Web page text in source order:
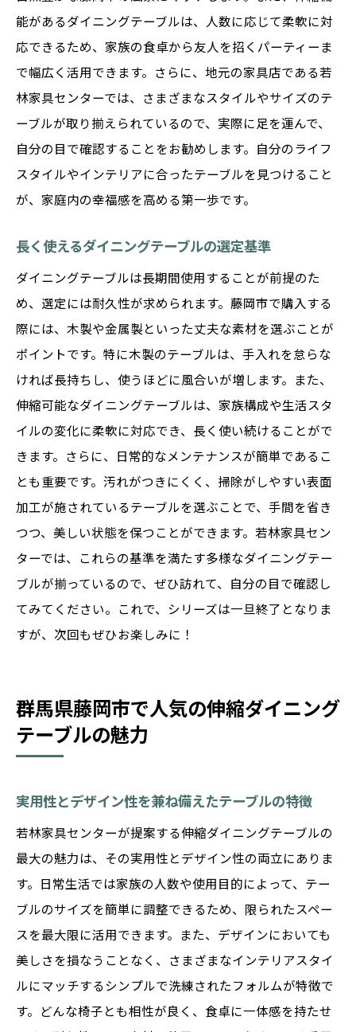
能があるダイニングテーブルは、人数に応じて柔軟に対
応できるため、家族の食卓から友人を招くパーティーま
で幅広く活用できます。さらに、地元の家具店である若
林家具センターでは、さまざまなスタイルやサイズのテ
ーブルが取り揃えられているので、実際に足を運んで、
自分の目で確認することをお勧めします。自分のライフ
スタイルやインテリアに合ったテーブルを見つけること
が、家庭内の幸福感を高める第一歩です。
長く使えるダイニングテーブルの選定基準
ダイニングテーブルは長期間使用することが前提のた
め、選定には耐久性が求められます。藤岡市で購入する
際には、木製や金属製といった丈夫な素材を選ぶことが
ポイントです。特に木製のテーブルは、手入れを怠らな
ければ長持ちし、使うほどに風合いが増します。また、
伸縮可能なダイニングテーブルは、家族構成や生活スタ
イルの変化に柔軟に対応でき、長く使い続けることがで
きます。さらに、日常的なメンテナンスが簡単であるこ
とも重要です。汚れがつきにくく、掃除がしやすい表面
加工が施されているテーブルを選ぶことで、手間を省き
つつ、美しい状態を保つことができます。若林家具セン
ターでは、これらの基準を満たす多様なダイニングテー
ブルが揃っているので、ぜひ訪れて、自分の目で確認し
てみてください。これで、シリーズは一旦終了となりま
すが、次回もぜひお楽しみに！
群馬県藤岡市で人気の伸縮ダイニング
テーブルの魅力
実用性とデザイン性を兼ね備えたテーブルの特徴
若林家具センターが提案する伸縮ダイニングテーブルの
最大の魅力は、その実用性とデザイン性の両立にありま
す。日常生活では家族の人数や使用目的によって、テー
ブルのサイズを簡単に調整できるため、限られたスペー
スを最大限に活用できます。また、デザインにおいても
美しさを損なうことなく、さまざまなインテリアスタイ
ルにマッチするシンプルで洗練されたフォルムが特徴で
す。どんな椅子とも相性が良く、食卓に一体感を持たせ